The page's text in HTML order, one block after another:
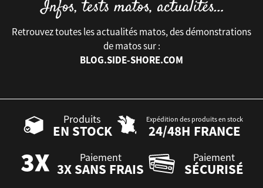
Retrouvez toutes les actualités matos, des démonstrations
de matos sur :
BLOG.SIDE-SHORE.COM
Produits
EN STOCK
Expédition des produits en stock
24/48H FRANCE
Paiement
3X SANS FRAIS
Paiement
SÉCURISÉ